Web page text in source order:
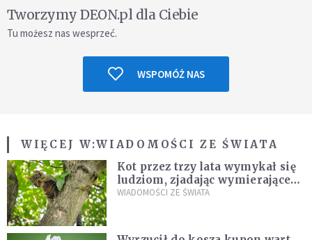
Tworzymy DEON.pl dla Ciebie
Tu możesz nas wesprzeć.
WSPOMÓŻ NAS
WIĘCEJ W:WIADOMOŚCI ZE ŚWIATA
Kot przez trzy lata wymykał się
ludziom, zjadając wymierające
kaczki. W końcu popełnił
WIADOMOŚCI ZE ŚWIATA